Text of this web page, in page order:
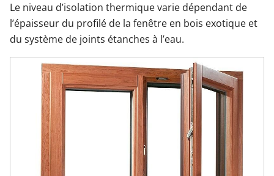
Le niveau d’isolation thermique varie dépendant de
l’épaisseur du profilé de la fenêtre en bois exotique et
du système de joints étanches à l’eau.